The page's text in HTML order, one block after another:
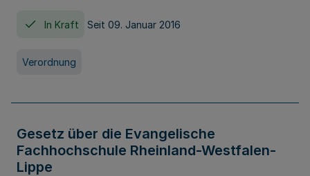
In Kraft Seit 09. Januar 2016
Verordnung
Gesetz über die Evangelische
Fachhochschule Rheinland-Westfalen-
Lippe